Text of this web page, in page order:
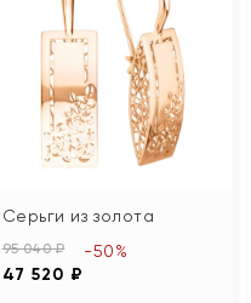
Серьги из золота
95 040 ₽
47 520 ₽
-50%